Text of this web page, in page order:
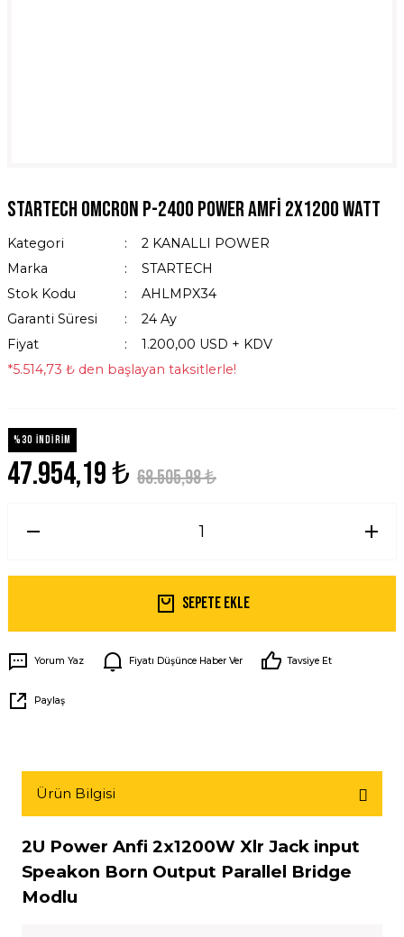
Startech Omcron P-2400 Power Amfi 2x1200 Watt
Kategori
2 KANALLI POWER
Marka
STARTECH
Stok Kodu
AHLMPX34
Garanti Süresi
24 Ay
Fiyat
1.200,00 USD + KDV
*5.514,73 ₺ den başlayan taksitlerle!
%30 İNDİRİM
47.954,19 ₺ 68.505,98 ₺
Sepete Ekle
Yorum Yaz Fiyatı Düşünce Haber Ver Tavsiye Et
Paylaş
Ürün Bilgisi
2U Power Anfi 2x1200W Xlr Jack input
Speakon Born Output Parallel Bridge
Modlu